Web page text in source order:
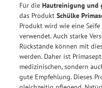
Für die Hautreinigung und
das Produkt Schülke
Produkt wird wie eine
verwendet. Auch starke
Rückstände können mit
werden. Daher ist
medizinischen, sondern
gute Empfehlung. Dieses